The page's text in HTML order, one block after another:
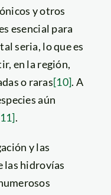
y otros
esencial para
seria, lo que es
en la región,
o raras[10]. A
aún
.
y las
las hidrovías